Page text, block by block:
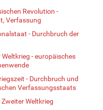
Revolution -
Verfassung
- Durchbruch der
- europäisches
- Durchbruch und
Verfassungsstaats
Weltkrieg